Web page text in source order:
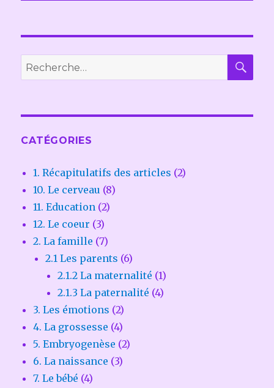
Recherche
pour :
CATÉGORIES
1. Récapitulatifs des articles (2)
10. Le cerveau (8)
11. Education (2)
12. Le coeur (3)
2. La famille (7)
2.1 Les parents (6)
2.1.2 La maternalité (1)
2.1.3 La paternalité (4)
3. Les émotions (2)
4. La grossesse (4)
5. Embryogenèse (2)
6. La naissance (3)
7. Le bébé (4)